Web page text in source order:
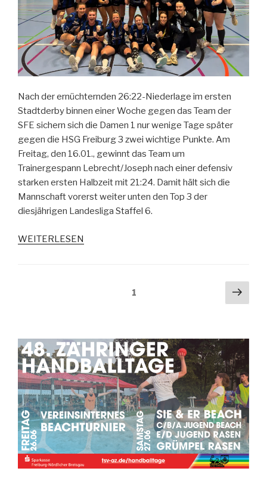
Nach der ernüchternden 26:22-Niederlage im ersten
Stadtderby binnen einer Woche gegen das Team der
SFE sichern sich die Damen 1 nur wenige Tage später
gegen die HSG Freiburg 3 zwei wichtige Punkte. Am
Freitag, den 16.01., gewinnt das Team um
Trainergespann Lebrecht/Joseph nach einer defensiv
starken ersten Halbzeit mit 21:24. Damit hält sich die
Mannschaft vorerst weiter unten den Top 3 der
diesjährigen Landesliga Staffel 6.
WEITERLESEN
1